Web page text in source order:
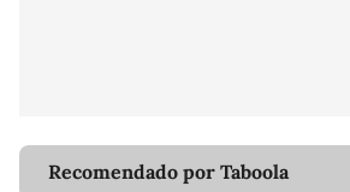
Recomendado por Taboola